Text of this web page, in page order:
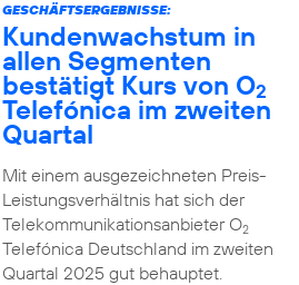
GESCHÄFTSERGEBNISSE:
Kundenwachstum in
allen Segmenten
bestätigt Kurs von O2
Telefónica im zweiten
Quartal
Mit einem ausgezeichneten Preis-
Leistungsverhältnis hat sich der
Telekommunikationsanbieter O2
Telefónica Deutschland im zweiten
Quartal 2025 gut behauptet.